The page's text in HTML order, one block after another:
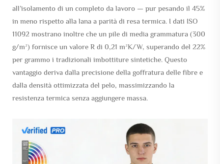
all’isolamento di un completo da lavoro — pur pesando il 45%
in meno rispetto alla lana a parità di resa termica. I dati ISO
11092 mostrano inoltre che un pile di media grammatura (300
g/m²) fornisce un valore R di 0,21 m²K/W, superando del 22%
per grammo i tradizionali imbottiture sintetiche. Questo
vantaggio deriva dalla precisione della goffratura delle fibre e
dalla densità ottimizzata del pelo, massimizzando la
resistenza termica senza aggiungere massa.